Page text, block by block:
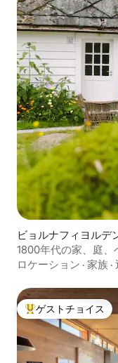
ビョルナフィヨルデ
1800年代の家、庭
ロケーション · 家族 ·
大好評のゲストチョ
ゲストチョイス